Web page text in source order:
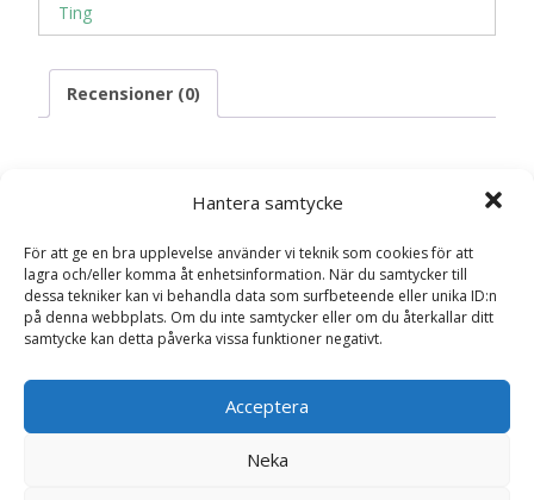
Hantera samtycke
För att ge en bra upplevelse använder vi teknik som cookies för att
lagra och/eller komma åt enhetsinformation. När du samtycker till
dessa tekniker kan vi behandla data som surfbeteende eller unika ID:n
på denna webbplats. Om du inte samtycker eller om du återkallar ditt
samtycke kan detta påverka vissa funktioner negativt.
Acceptera
Neka
Ting
Recensioner (0)
Recensioner
Det finns inga recensioner än.
Bli först med att recensera ”Kort “Världens
bästa morfar””